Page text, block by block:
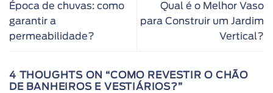
Época de chuvas: como
garantir a
permeabilidade?
Qual é o Melhor Vaso
para Construir um Jardim
Vertical?
4 THOUGHTS ON “COMO REVESTIR O CHÃO
DE BANHEIROS E VESTIÁRIOS?”